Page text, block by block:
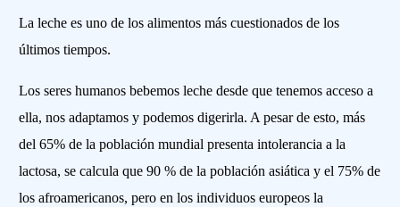
La leche es uno de los alimentos más cuestionados de los
últimos tiempos.
Los seres humanos bebemos leche desde que tenemos acceso a
ella, nos adaptamos y podemos digerirla. A pesar de esto, más
del 65% de la población mundial presenta intolerancia a la
lactosa, se calcula que 90 % de la población asiática y el 75% de
los afroamericanos, pero en los individuos europeos la